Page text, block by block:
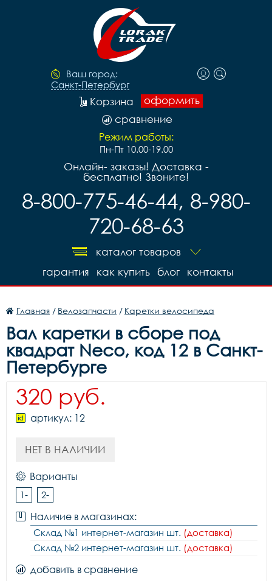
Ваш город:
Санкт-Петербург
оформить
Корзина
сравнение
Режим работы:
Пн-Пт 10.00-19.00
Онлайн- заказы! Доставка -
бесплатно! Звоните!
8-800-775-46-44, 8-980-
720-68-63
каталог товаров
контакты
блог
как купить
гарантия
Главная / Велозапчасти / Каретки велосипеда
Вал каретки в сборе под
квадрат Neco, код 12 в Санкт-
Петербурге
320 руб.
артикул: 12
НЕТ В НАЛИЧИИ
Варианты
1- 2-
Наличие в магазинах:
Склад №1 интернет-магазин шт. (доставка)
Склад №2 интернет-магазин шт. (доставка)
добавить в сравнение